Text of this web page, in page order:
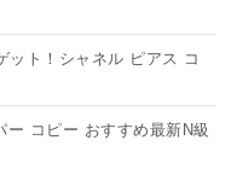
ット！シャネル ピアス コ
コピー おすすめ最新N級